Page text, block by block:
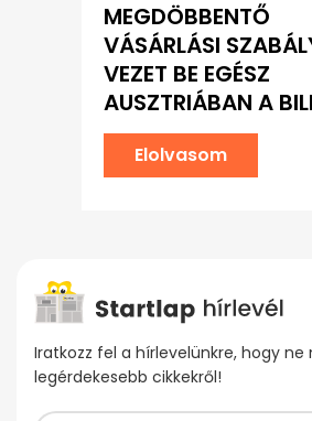
MEGDÖBBENTŐ
VÁSÁRLÁSI
VEZET BE EGÉSZ
AUSZTRIÁBAN A
Elolvasom
Iratkozz fel a hírlevelünkre, hogy ne
legérdekesebb cikkekről!